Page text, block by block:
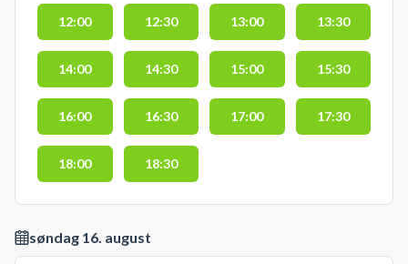
12:00 12:30 13:00 13:30
14:00 14:30 15:00 15:30
16:00 16:30 17:00 17:30
18:00 18:30
søndag 16. august